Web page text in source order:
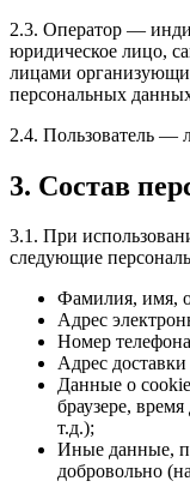
2.3. Оператор —
юридическое лицо,
лицами
персональных
2.4. Пользователь —
3. Состав
3.1. При
следующие
Фамилия, имя,
Адрес
Номер
Адрес доставки
Данные о
браузере,
т.д.);
Иные данные,
добровольно